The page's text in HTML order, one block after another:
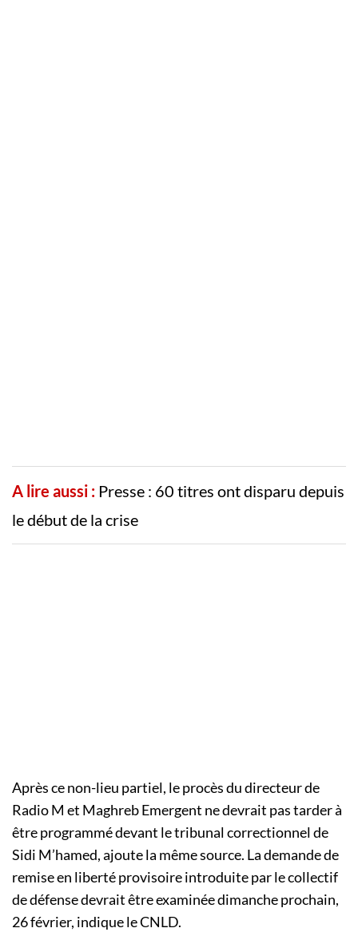
A lire aussi : Presse : 60 titres ont disparu depuis
le début de la crise
Après ce non-lieu partiel, le procès du directeur de
Radio M et Maghreb Emergent ne devrait pas tarder à
être programmé devant le tribunal correctionnel de
Sidi M’hamed, ajoute la même source. La demande de
remise en liberté provisoire introduite par le collectif
de défense devrait être examinée dimanche prochain,
26 février, indique le CNLD.